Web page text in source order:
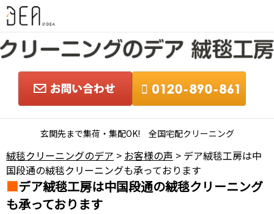
玄関先まで集荷・集配OK! 全国宅配クリーニング
絨毯クリーニングのデア > お客様の声 > デア絨毯工房は中
国段通の絨毯クリーニングも承っております
デア絨毯工房は中国段通の絨毯クリーニング
も承っております